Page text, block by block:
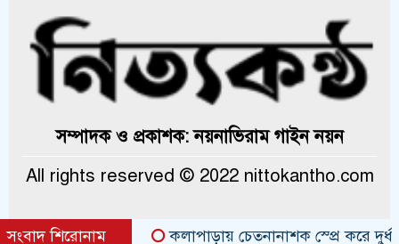
সম্পাদক ও প্রকাশক: নয়নাভিরাম গাইন নয়ন
All rights reserved © 2022 nittokantho.com
সংবাদ শিরোনাম কলাপাড়ায় চেতনানাশক স্প্রে করে দুর্ধর্ষ